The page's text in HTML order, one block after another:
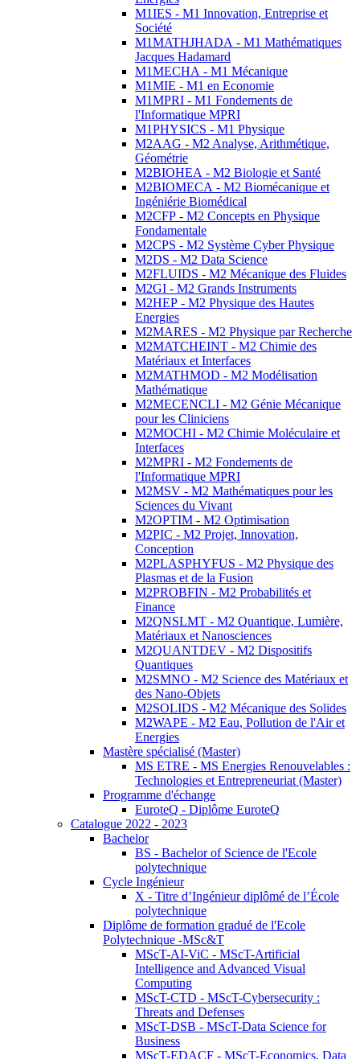
M1IES - M1 Innovation, Entreprise et
Société
M1MATHJHADA - M1 Mathématiques
Jacques Hadamard
M1MECHA - M1 Mécanique
M1MIE - M1 en Economie
M1MPRI - M1 Fondements de
l'Informatique MPRI
M1PHYSICS - M1 Physique
M2AAG - M2 Analyse, Arithmétique,
Géométrie
M2BIOHEA - M2 Biologie et Santé
M2BIOMECA - M2 Biomécanique et
Ingéniérie Biomédical
M2CFP - M2 Concepts en Physique
Fondamentale
M2CPS - M2 Système Cyber Physique
M2DS - M2 Data Science
M2FLUIDS - M2 Mécanique des Fluides
M2GI - M2 Grands Instruments
M2HEP - M2 Physique des Hautes
Energies
M2MARES - M2 Physique par Recherche
M2MATCHEINT - M2 Chimie des
Matériaux et Interfaces
M2MATHMOD - M2 Modélisation
Mathématique
M2MECENCLI - M2 Génie Mécanique
pour les Cliniciens
M2MOCHI - M2 Chimie Moléculaire et
Interfaces
M2MPRI - M2 Fondements de
l'Informatique MPRI
M2MSV - M2 Mathématiques pour les
Sciences du Vivant
M2OPTIM - M2 Optimisation
M2PIC - M2 Projet, Innovation,
Conception
M2PLASPHYFUS - M2 Physique des
Plasmas et de la Fusion
M2PROBFIN - M2 Probabilités et
Finance
M2QNSLMT - M2 Quantique, Lumière,
Matériaux et Nanosciences
M2QUANTDEV - M2 Dispositifs
Quantiques
M2SMNO - M2 Science des Matériaux et
des Nano-Objets
M2SOLIDS - M2 Mécanique des Solides
M2WAPE - M2 Eau, Pollution de l'Air et
Energies
Mastère spécialisé (Master)
MS ETRE - MS Energies Renouvelables :
Technologies et Entrepreneuriat (Master)
Programme d'échange
EuroteQ - Diplôme EuroteQ
Catalogue 2022 - 2023
Bachelor
BS - Bachelor of Science de l'Ecole
polytechnique
Cycle Ingénieur
X - Titre d’Ingénieur diplômé de l’École
polytechnique
Diplôme de formation gradué de l'Ecole
Polytechnique -MSc&T
MScT-AI-ViC - MScT-Artificial
Intelligence and Advanced Visual
Computing
MScT-CTD - MScT-Cybersecurity :
Threats and Defenses
MScT-DSB - MScT-Data Science for
Business
MScT-EDACF - MScT-Economics, Data